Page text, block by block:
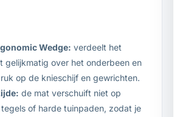
Wedge: verdeelt het
gelijkmatig over het onderbeen en
op de knieschijf en gewrichten.
de mat verschuift niet op
of harde tuinpaden, zodat je